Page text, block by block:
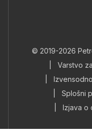
© 2019-2026
Varstvo
Splošni
Izjava o